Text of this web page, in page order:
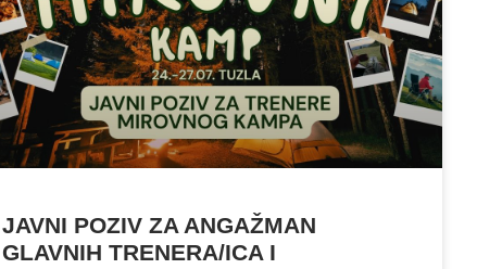
JAVNI POZIV ZA ANGAŽMAN
GLAVNIH TRENERA/ICA I